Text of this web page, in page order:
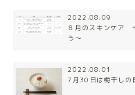
2022.08.09
８月のスキンケア
う〜
2022.08.01
7月30日は梅干しの